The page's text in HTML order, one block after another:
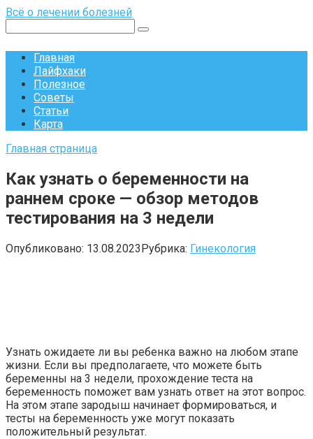
Перейти
контенту
Всё о лечении болезней
Главная
Лайфхаки
Полезное
Советы
Статьи
Карта
Главная страница
Как узнать о беременности на
раннем сроке — обзор методов
тестирования на 3 недели
Опубликовано: 13.08.2023Рубрика: Гинекология
Узнать ожидаете ли вы ребенка важно на любом этапе
жизни. Если вы предполагаете, что можете быть
беременны на 3 недели, прохождение теста на
беременность поможет вам узнать ответ на этот вопрос.
На этом этапе зародыш начинает формироваться, и
тесты на беременность уже могут показать
положительный результат.